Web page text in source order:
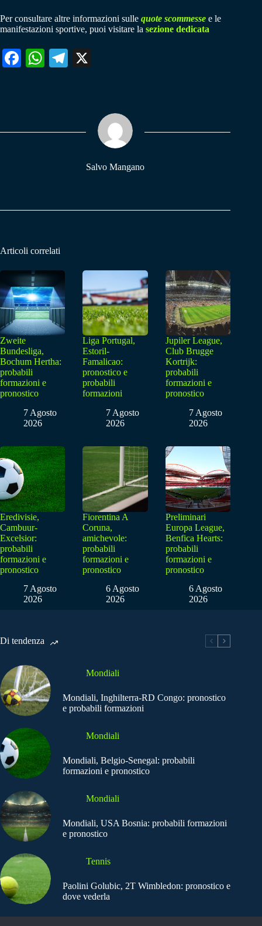
Per consultare altre informazioni sulle quote scommesse e le
manifestazioni sportive, puoi visitare la sezione dedicata
Fa W
pp
Te
m
Salvo Mangano
Articoli correlati
Zweite
Bundesliga,
Bochum Hertha:
probabili
formazioni e
pronostico
7 Agosto
2026
Liga Portugal,
Estoril-
Famalicao:
pronostico e
probabili
formazioni
7 Agosto
2026
Jupiler League,
Club Brugge
Kortrijk:
probabili
formazioni e
pronostico
7 Agosto
2026
Eredivisie,
Cambuur-
Excelsior:
probabili
formazioni e
pronostico
7 Agosto
2026
Fiorentina A
Coruna,
amichevole:
probabili
formazioni e
pronostico
6 Agosto
2026
Preliminari
Europa League,
Benfica Hearts:
probabili
formazioni e
pronostico
6 Agosto
2026
Di tendenza
Mondiali
Mondiali, Inghilterra-RD Congo: pronostico
e probabili formazioni
Mondiali
Mondiali, Belgio-Senegal: probabili
formazioni e pronostico
Mondiali
Mondiali, USA Bosnia: probabili formazioni
e pronostico
Tennis
Paolini Golubic, 2T Wimbledon: pronostico e
dove vederla